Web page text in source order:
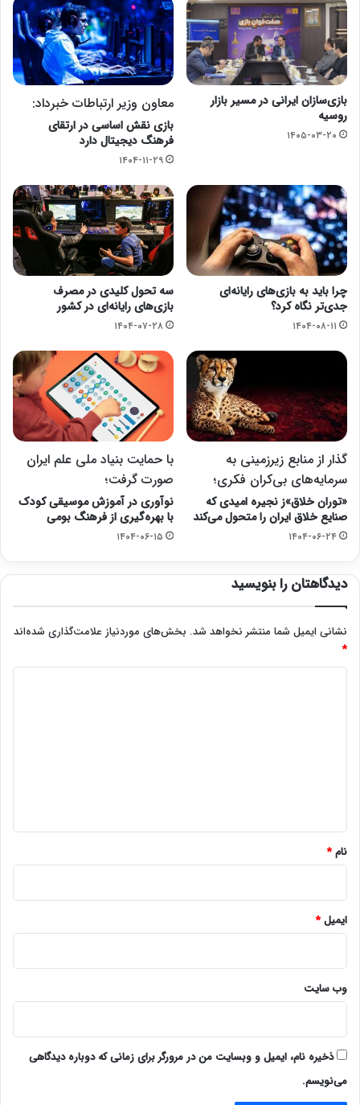
بازی‌سازان ایرانی در مسیر بازار
روسیه
۱۴۰۵-۰۳-۲۰
معاون وزیر ارتباطات خبرداد:
بازی‌ نقش اساسی در ارتقای
فرهنگ دیجیتال دارد
۱۴۰۴-۱۱-۲۹
چرا باید به بازی‌های رایانه‌ای
جدی‌تر نگاه کرد؟
۱۴۰۴-۰۸-۱۱
سه تحول کلیدی در مصرف
بازی‌های رایانه‌ای در کشور
۱۴۰۴-۰۷-۲۸
گذار از منابع زیرزمینی به
سرمایه‌های بی‌کران فکری؛
«توران خلاق»ز نجیره امیدی که
صنایع خلاق ایران را متحول می‌کند
۱۴۰۴-۰۶-۲۴
با حمایت بنیاد ملی علم ایران
صورت گرفت؛
نوآوری در آموزش موسیقی کودک
با بهره‌گیری از فرهنگ بومی
۱۴۰۴-۰۶-۱۵
دیدگاهتان را بنویسید
نشانی ایمیل شما منتشر نخواهد شد. بخش‌های موردنیاز علامت‌گذاری شده‌اند
*
نام*
ایمیل*
وب‌ سایت
ذخیره نام، ایمیل و وبسایت من در مرورگر برای زمانی که دوباره دیدگاهی
می‌نویسم.